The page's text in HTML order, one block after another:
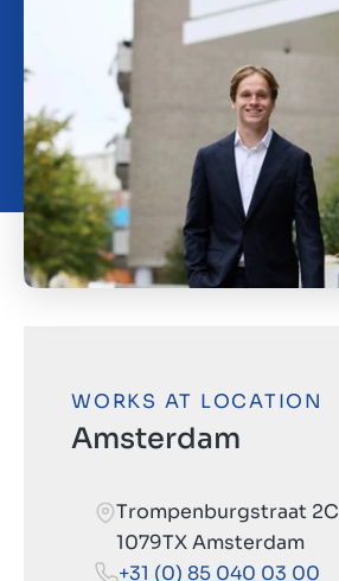
Contact
WORKS AT LOCATION
Amsterdam
Trompenburgstraat 2C
1079TX Amsterdam
+31 (0) 85 040 03 00